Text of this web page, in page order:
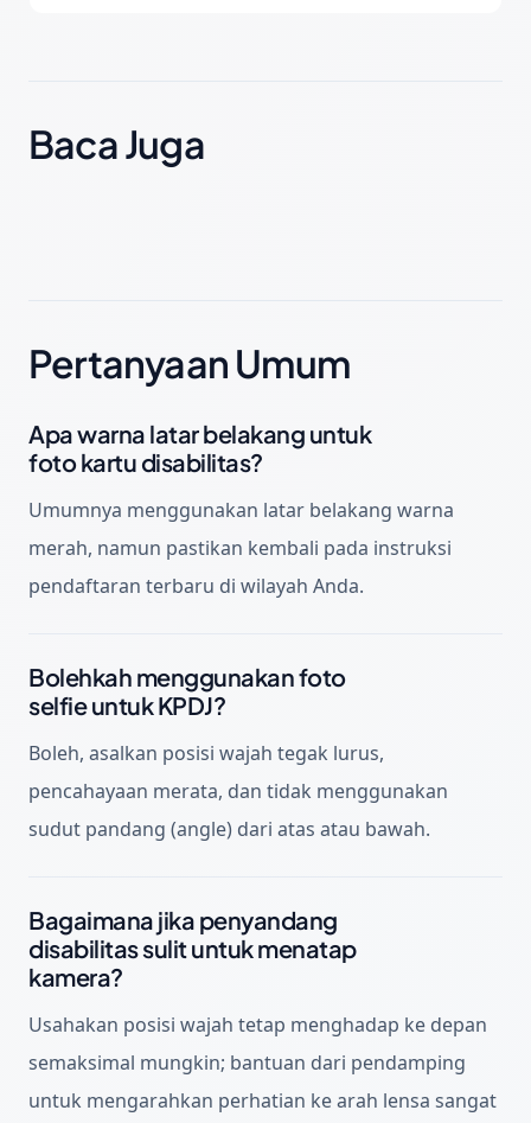
Baca Juga
Pertanyaan Umum
Apa warna latar belakang untuk
foto kartu disabilitas?
Umumnya menggunakan latar belakang warna
merah, namun pastikan kembali pada instruksi
pendaftaran terbaru di wilayah Anda.
Bolehkah menggunakan foto
selfie untuk KPDJ?
Boleh, asalkan posisi wajah tegak lurus,
pencahayaan merata, dan tidak menggunakan
sudut pandang (angle) dari atas atau bawah.
Bagaimana jika penyandang
disabilitas sulit untuk menatap
kamera?
Usahakan posisi wajah tetap menghadap ke depan
semaksimal mungkin; bantuan dari pendamping
untuk mengarahkan perhatian ke arah lensa sangat